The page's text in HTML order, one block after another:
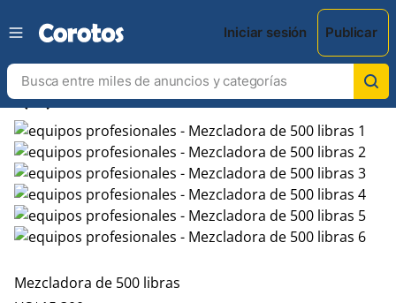
Iniciar sesión Publicar
chevron_leftchevron_right
Mezcladora de 500 libras